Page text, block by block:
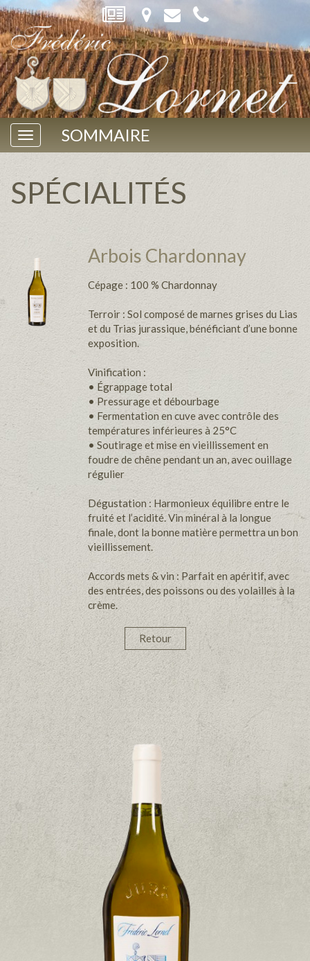
SOMMAIRE
SPÉCIALITÉS
Arbois Chardonnay
Cépage : 100 % Chardonnay
Terroir : Sol composé de marnes grises du Lias
et du Trias jurassique, bénéficiant d’une bonne
exposition.
Vinification :
• Égrappage total
• Pressurage et débourbage
• Fermentation en cuve avec contrôle des
températures inférieures à 25°C
• Soutirage et mise en vieillissement en
foudre de chêne pendant un an, avec ouillage
régulier
Dégustation : Harmonieux équilibre entre le
fruité et l’acidité. Vin minéral à la longue
finale, dont la bonne matière permettra un bon
vieillissement.
Accords mets & vin : Parfait en apéritif, avec
des entrées, des poissons ou des volailles à la
crème.
Retour